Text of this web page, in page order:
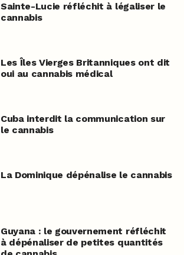
Sainte-Lucie réfléchit à légaliser le
cannabis
Les Îles Vierges Britanniques ont dit
oui au cannabis médical
Cuba interdit la communication sur
le cannabis
La Dominique dépénalise le cannabis
Guyana : le gouvernement réfléchit
à dépénaliser de petites quantités